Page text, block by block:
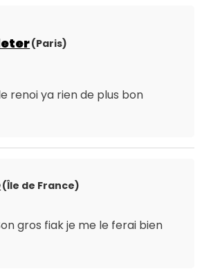
(Paris)
renoi ya rien de plus bon
(Île de France)
gros fiak je me le ferai bien